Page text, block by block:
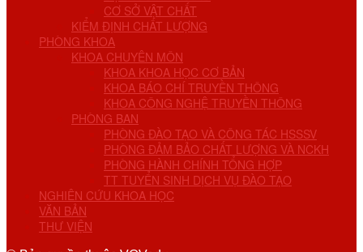
CƠ SỞ VẬT CHẤT
KIỂM ĐỊNH CHẤT LƯỢNG
PHÒNG KHOA
KHOA CHUYÊN MÔN
KHOA KHOA HỌC CƠ BẢN
KHOA BÁO CHÍ TRUYỀN THÔNG
KHOA CÔNG NGHỆ TRUYỀN THÔNG
PHÒNG BAN
PHÒNG ĐÀO TẠO VÀ CÔNG TÁC HSSSV
PHÒNG ĐẢM BẢO CHẤT LƯỢNG VÀ NCKH
PHÒNG HÀNH CHÍNH TỔNG HỢP
TT TUYỂN SINH DỊCH VỤ ĐÀO TẠO
NGHIÊN CỨU KHOA HỌC
VĂN BẢN
THƯ VIỆN